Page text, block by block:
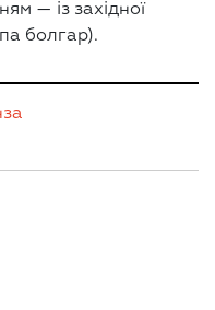
— із західної
болгар).